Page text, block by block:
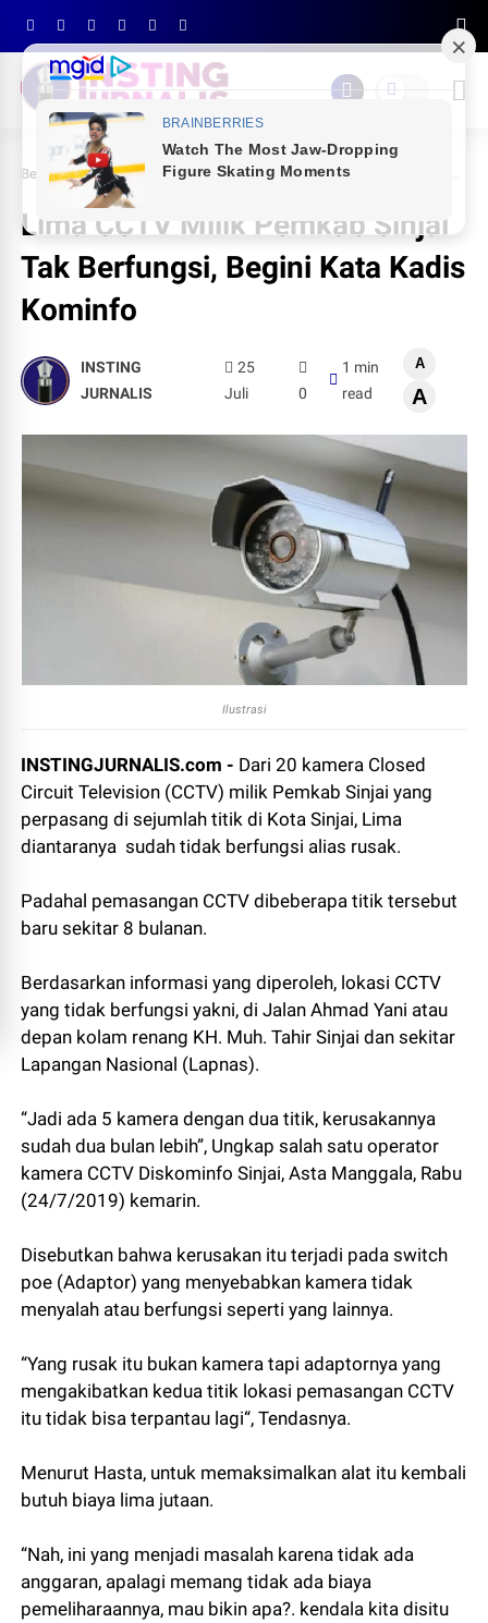
Beranda SINJAI Lima CCTV Milik Pemkab Sinjai Tak Berfungsi, Begini Kata Kadis Kominfo
Lima CCTV Milik Pemkab Sinjai
Tak Berfungsi, Begini Kata Kadis
Kominfo
INSTING
JURNALIS
25
Juli
0
1 min
read
A
A
Ilustrasi
INSTINGJURNALIS.com - Dari 20 kamera Closed
Circuit Television (CCTV) milik Pemkab Sinjai yang
perpasang di sejumlah titik di Kota Sinjai, Lima
diantaranya sudah tidak berfungsi alias rusak.
Padahal pemasangan CCTV dibeberapa titik tersebut
baru sekitar 8 bulanan.
Berdasarkan informasi yang diperoleh, lokasi CCTV
yang tidak berfungsi yakni, di Jalan Ahmad Yani atau
depan kolam renang KH. Muh. Tahir Sinjai dan sekitar
Lapangan Nasional (Lapnas).
“Jadi ada 5 kamera dengan dua titik, kerusakannya
sudah dua bulan lebih”, Ungkap salah satu operator
kamera CCTV Diskominfo Sinjai, Asta Manggala, Rabu
(24/7/2019) kemarin.
Disebutkan bahwa kerusakan itu terjadi pada switch
poe (Adaptor) yang menyebabkan kamera tidak
menyalah atau berfungsi seperti yang lainnya.
“Yang rusak itu bukan kamera tapi adaptornya yang
mengakibatkan kedua titik lokasi pemasangan CCTV
itu tidak bisa terpantau lagi“, Tendasnya.
Menurut Hasta, untuk memaksimalkan alat itu kembali
butuh biaya lima jutaan.
“Nah, ini yang menjadi masalah karena tidak ada
anggaran, apalagi memang tidak ada biaya
pemeliharaannya, mau bikin apa?. kendala kita disitu